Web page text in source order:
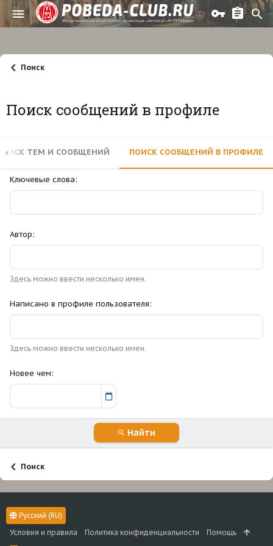
Поиск
Поиск сообщений в профиле
ТЕМ И СООБЩЕНИЙ ПОИСК СООБЩЕНИЙ В ПРОФИЛЕ
Ключевые слова
Автор
Здесь можно ввести несколько имен.
Написано в профиле пользователя
Здесь можно ввести несколько имен.
Новее чем
Найти
Поиск
Русский (RU)
Условия и правила
Политика конфиденциальности Помощь